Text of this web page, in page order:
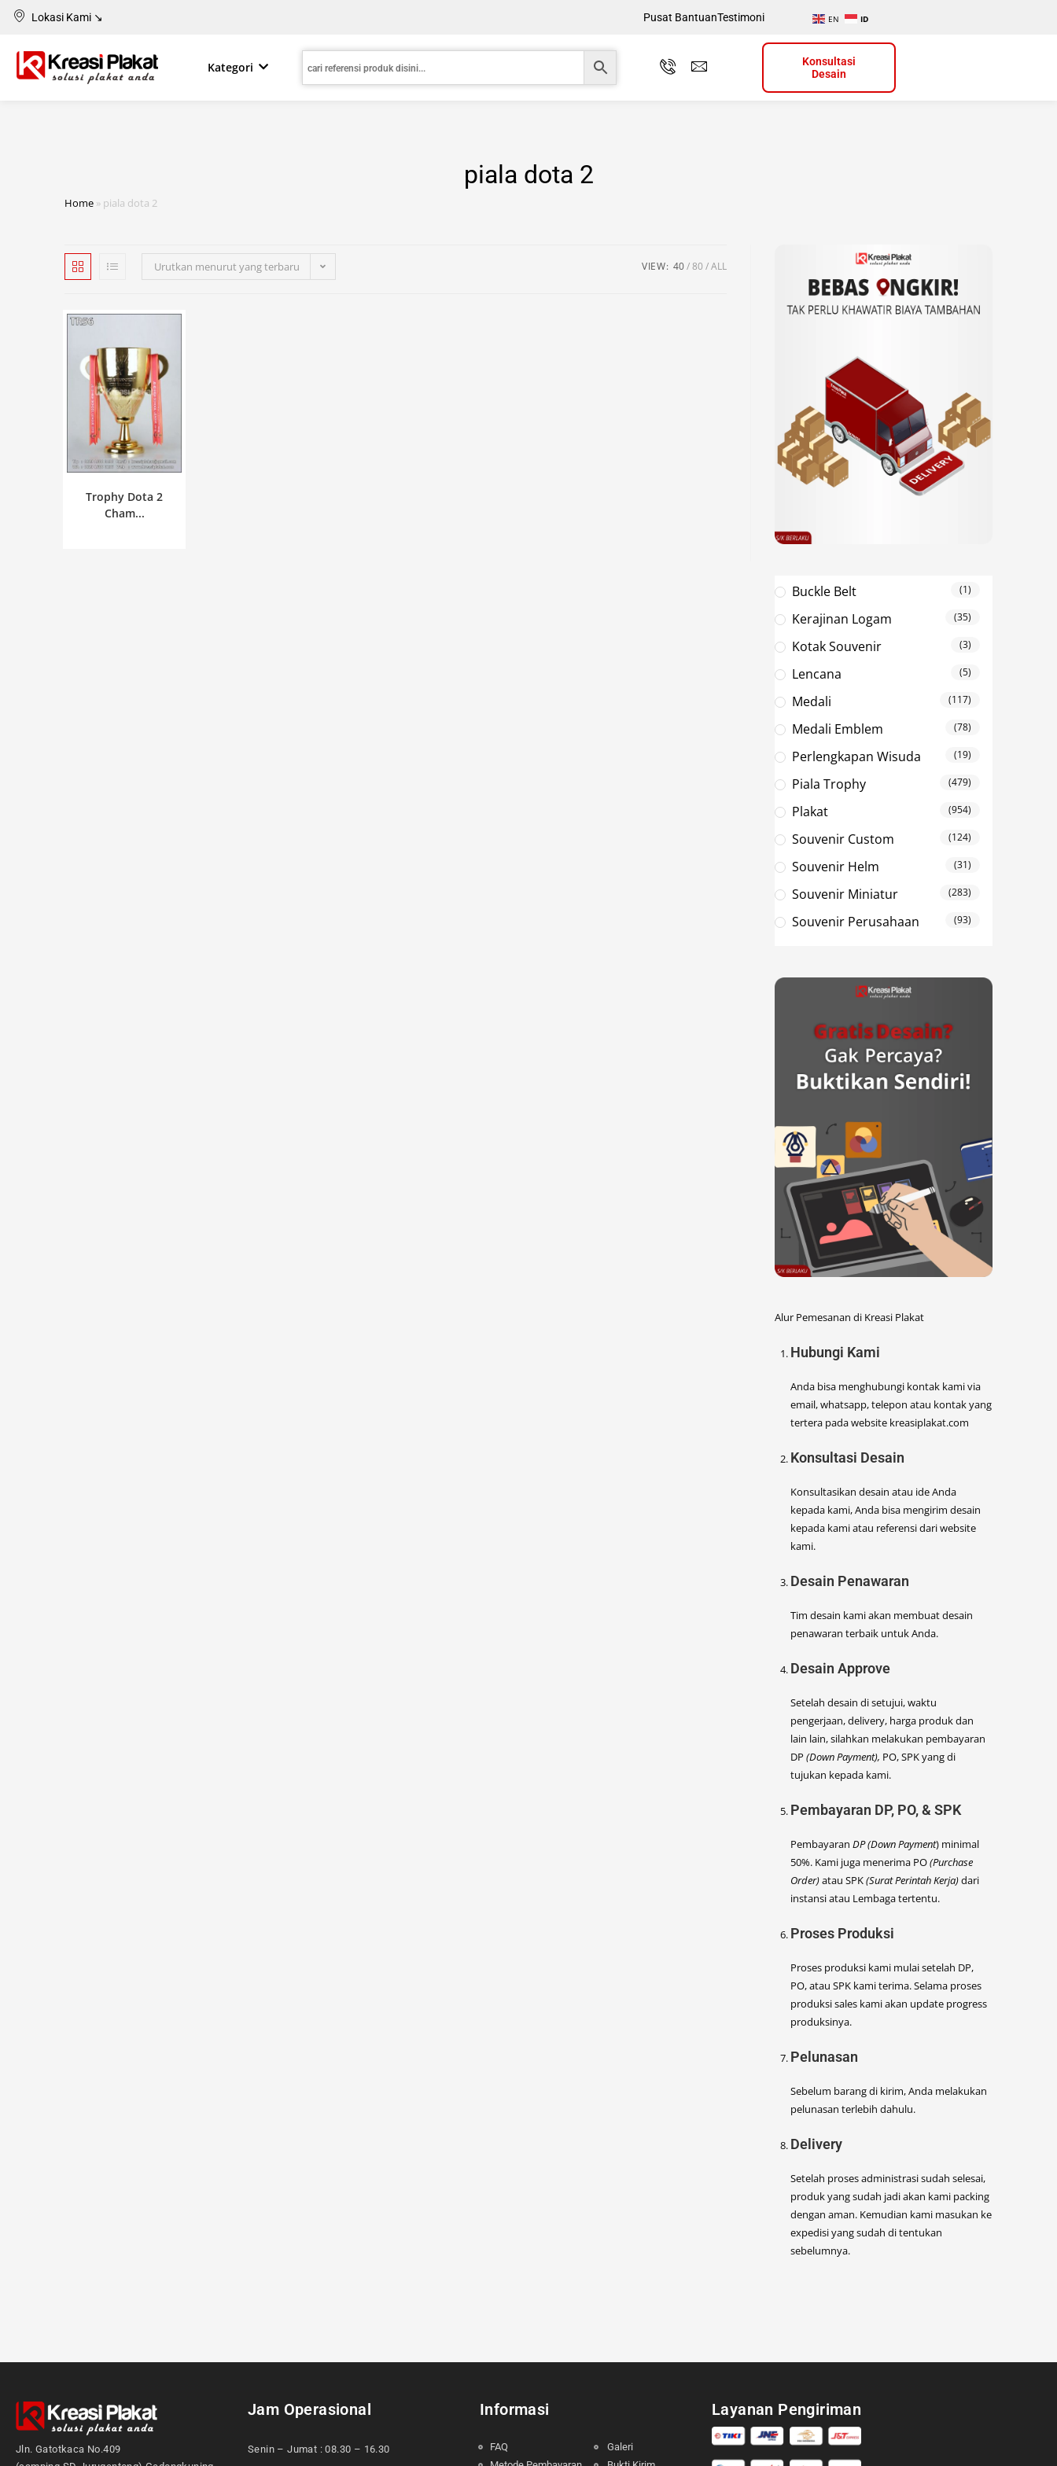
Lokasi Kami ↘ Pusat BantuanTestimoni EN ID
Kategori
Konsultasi
Desain
piala dota 2
Home » piala dota 2
Urutkan menurut yang terbaru VIEW: 40 80 ALL
Trophy Dota 2
Cham...
Buckle Belt (1)
Kerajinan Logam (35)
Kotak Souvenir (3)
Lencana (5)
Medali (117)
Medali Emblem (78)
Perlengkapan Wisuda (19)
Piala Trophy (479)
Plakat (954)
Souvenir Custom (124)
Souvenir Helm (31)
Souvenir Miniatur (283)
Souvenir Perusahaan (93)
Alur Pemesanan di Kreasi Plakat
Hubungi Kami
Anda bisa menghubungi kontak kami via
email, whatsapp, telepon atau kontak yang
tertera pada website kreasiplakat.com
Konsultasi Desain
Konsultasikan desain atau ide Anda
kepada kami, Anda bisa mengirim desain
kepada kami atau referensi dari website
kami.
Desain Penawaran
Tim desain kami akan membuat desain
penawaran terbaik untuk Anda.
Desain Approve
Setelah desain di setujui, waktu
pengerjaan, delivery, harga produk dan
lain lain, silahkan melakukan pembayaran
DP(Down Payment), PO, SPK yang di
tujukan kepada kami.
Pembayaran DP, PO, & SPK
PembayaranDP (Down Payment) minimal
50%. Kami juga menerima PO(Purchase
Order)atau SPK(Surat Perintah Kerja)dari
instansi atau Lembaga tertentu.
Proses Produksi
Proses produksi kami mulai setelah DP,
PO, atau SPK kami terima. Selama proses
produksi sales kami akan update progress
produksinya.
Pelunasan
Sebelum barang di kirim, Anda melakukan
pelunasan terlebih dahulu.
Delivery
Setelah proses administrasi sudah selesai,
produk yang sudah jadi akan kami packing
dengan aman. Kemudian kami masukan ke
expedisi yang sudah di tentukan
sebelumnya.
Jln. Gatotkaca No.409
Jam Operasional
Senin – Jumat : 08.30 – 16.30
Informasi
FAQ
Galeri
Layanan Pengiriman